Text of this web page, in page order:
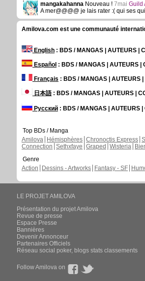
mangakahanna Nouveau ! 7mai Guild
A mer@@@@ je lais rater :( qui ses
Amilova.com est une communauté
English : BDS / MANGAS | AUTEURS |
Español : BDS / MANGAS | AUTEURS |
Français : BDS / MANGAS | AUTEURS
日本語: BDS / MANGAS | AUTEURS |
Русский : BDS / MANGAS | AUTEURS |
Top BDs / Manga
Amilova
Hémisphères Chronoctis Express
Connection Sethxfaye Graped Wisteria
Genre
Action
Dessins - Artworks Fantasy - SF
LE PROJET AMILOVA
Présentation du projet Amilova
Revue de presse
Espace Presse
Bannières
Devenir Annonceur
Partenaires Officiels
Réseau social poker, blogs stats classements
Follow Amilova on